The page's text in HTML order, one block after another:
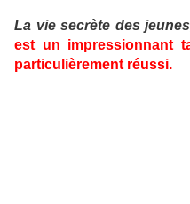
La vie secrète des
est un impressionnant
particulièrement réussi.